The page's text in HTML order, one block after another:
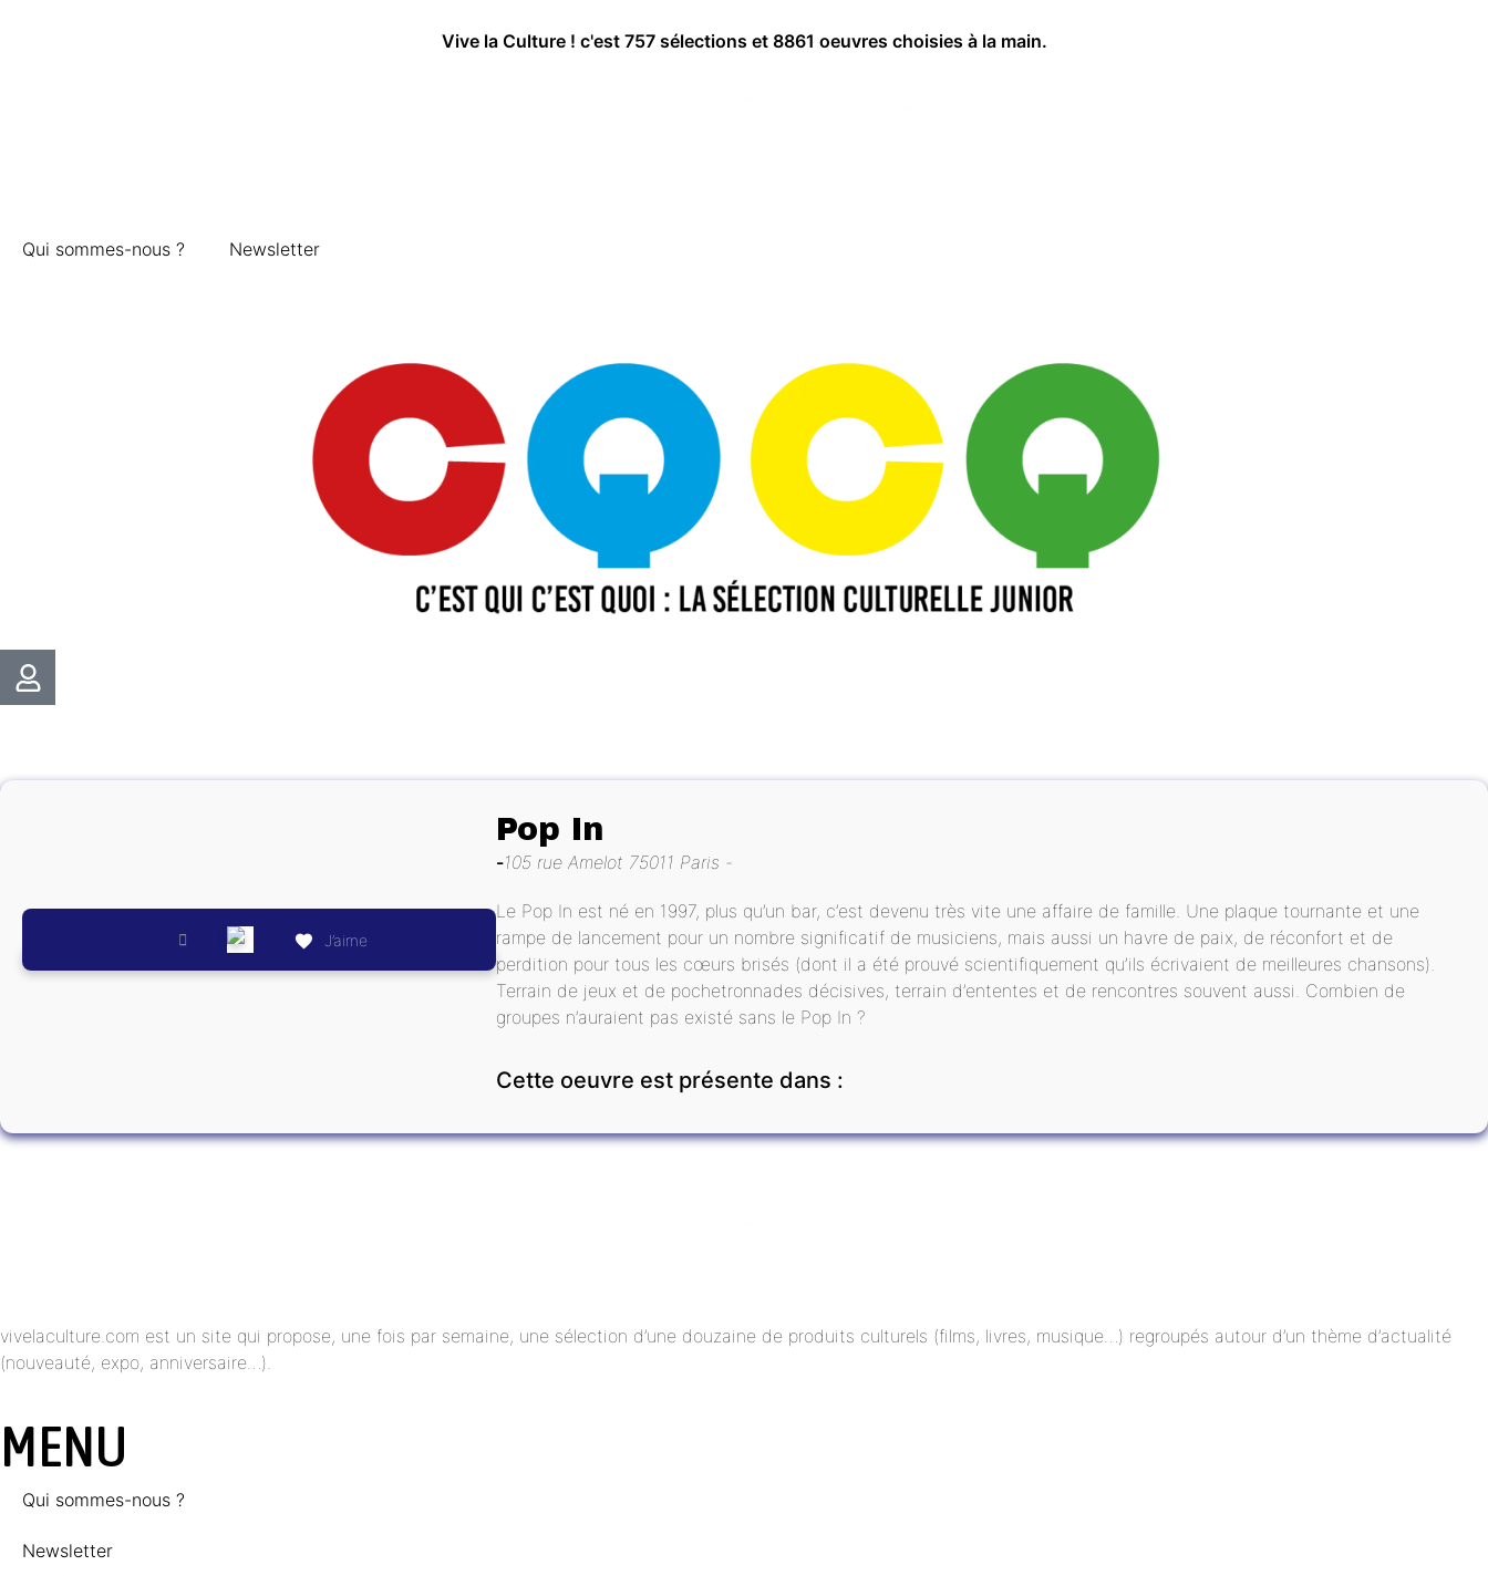
Vive la Culture ! c'est 757 sélections et 8861 oeuvres choisies à la main.
Qui sommes-nous ? Newsletter
J’aime
Pop In
105 rue Amelot 75011 Paris
Le Pop In est né en 1997, plus qu’un bar, c’est devenu très vite une affaire de famille. Une plaque tournante et une
rampe de lancement pour un nombre significatif de musiciens, mais aussi un havre de paix, de réconfort et de
perdition pour tous les cœurs brisés (dont il a été prouvé scientifiquement qu’ils écrivaient de meilleures chansons).
Terrain de jeux et de pochetronnades décisives, terrain d’ententes et de rencontres souvent aussi. Combien de
groupes n’auraient pas existé sans le Pop In ?
Cette oeuvre est présente dans :
vivelaculture.com est un site qui propose, une fois par semaine, une sélection d’une douzaine de produits culturels (films, livres, musique…) regroupés autour d’un thème d’actualité
(nouveauté, expo, anniversaire…).
MENU
Qui sommes-nous ?
Newsletter